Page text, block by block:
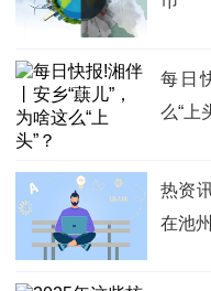
每日
么“上
热资
在池